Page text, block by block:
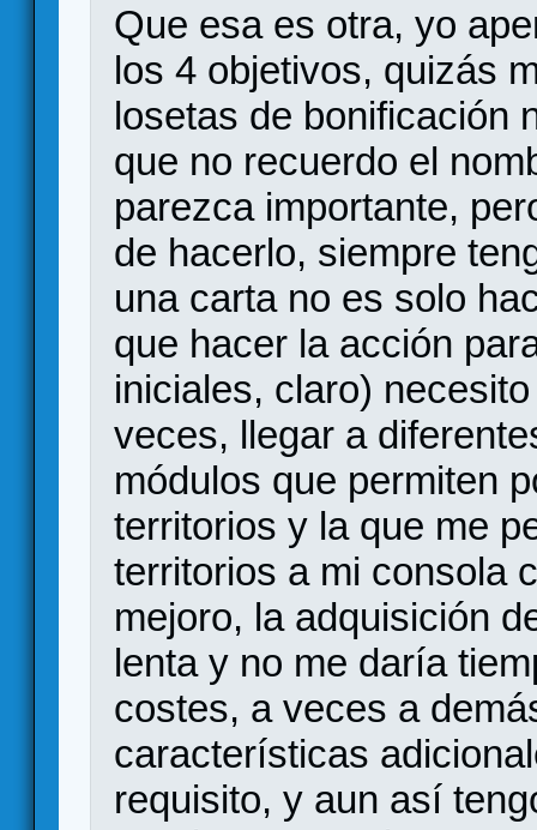
Que esa es otra, yo
los 4 objetivos, quizás
losetas de bonificación
que no recuerdo el
parezca importante,
de hacerlo, siempre
una carta no es solo
que hacer la acción
iniciales, claro)
veces, llegar a
módulos que permiten
territorios y la que me
territorios a mi consola
mejoro, la adquisición
lenta y no me daría
costes, a veces a
características
requisito, y aun así